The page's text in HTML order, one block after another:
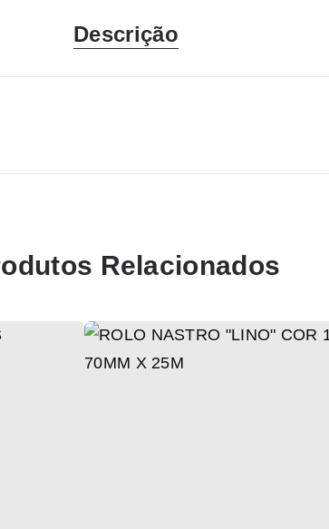
Descrição
Relacionados